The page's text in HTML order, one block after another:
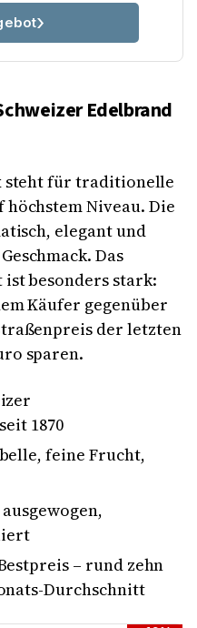
Edelbrand
steht für traditionelle
Niveau. Die
elegant und
Das
besonders stark:
Käufer gegenüber
der letzten
sparen.
1870
feine Frucht,
– rund zehn
Durchschnitt